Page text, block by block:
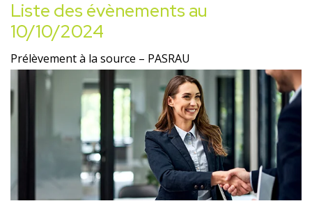
Liste des évènements au
10/10/2024
Prélèvement à la source – PASRAU